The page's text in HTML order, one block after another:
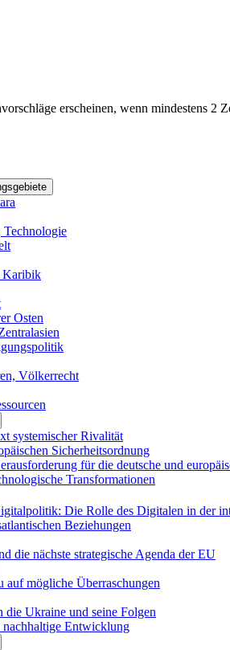
erscheinen, wenn mindestens 2
Karibik
Osten
Völkerrecht
systemischer Rivalität
Sicherheitsordnung
für die deutsche und
Transformationen
Die Rolle des Digitalen in der
Beziehungen
die nächste strategische Agenda der EU
auf mögliche Überraschungen
die Ukraine und seine Folgen
Entwicklung